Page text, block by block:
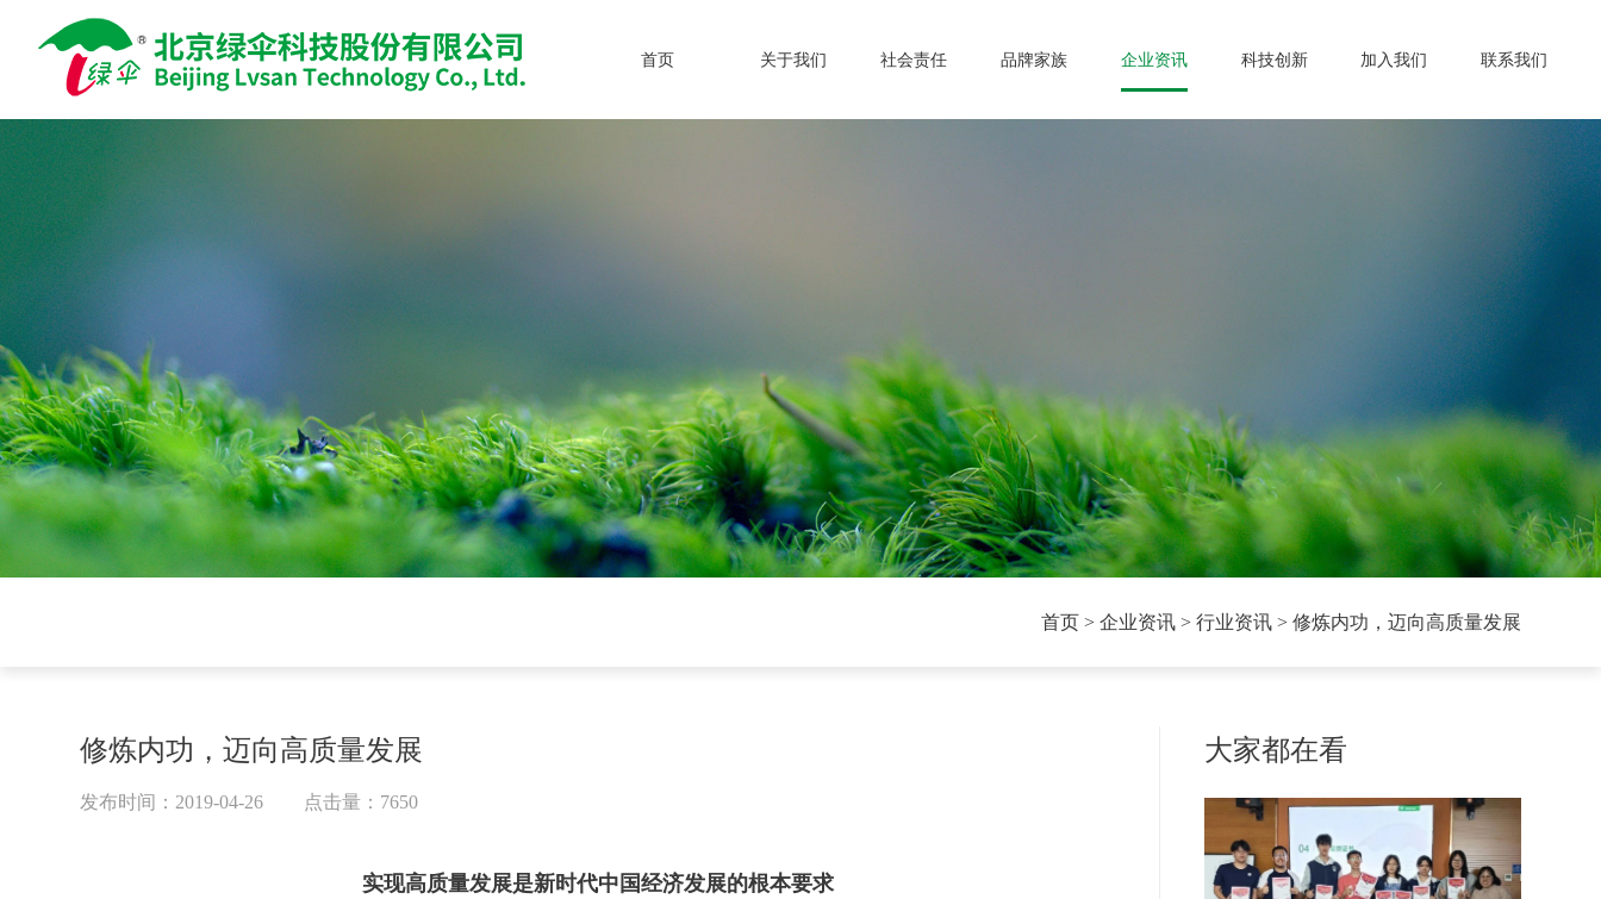
首页 关于我们 社会责任 品牌家族 企业资讯 科技创新 加入我们 联系我们
首页> 企业资讯 > 行业资讯 > 修炼内功，迈向高质量发展
修炼内功，迈向高质量发展
发布时间：2019-04-26 点击量：7650
实现高质量发展是新时代中国经济发展的根本要求
大家都在看